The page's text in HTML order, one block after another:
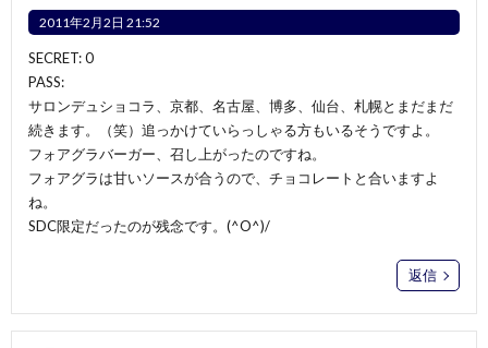
2011年2月2日 21:52
SECRET: 0
PASS:
サロンデュショコラ、京都、名古屋、博多、仙台、札幌とまだまだ
続きます。（笑）追っかけていらっしゃる方もいるそうですよ。
フォアグラバーガー、召し上がったのですね。
フォアグラは甘いソースが合うので、チョコレートと合いますよ
ね。
SDC限定だったのが残念です。(^O^)/
返信